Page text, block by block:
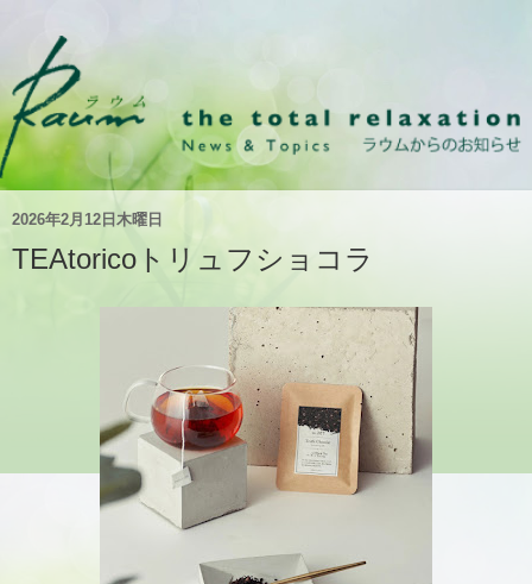
2026年2月12日木曜日
TEAtoricoトリュフショコラ